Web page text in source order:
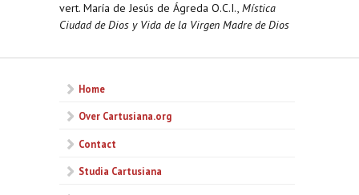
vert. María de Jesús de Ágreda O.C.I., Mística
Ciudad de Dios y Vida de la Virgen Madre de Dios
Home
Over Cartusiana.org
Contact
Studia Cartusiana